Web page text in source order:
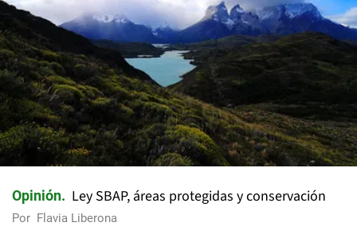
Opinión Ley SBAP, áreas protegidas y conservación
Por Flavia Liberona